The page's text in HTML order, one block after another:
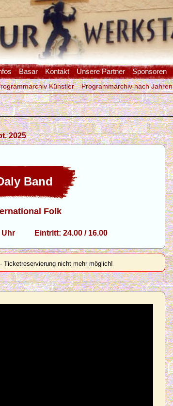
Basar Kontakt Unsere Partner Sponsoren
Künstler Programmarchiv nach Jahren
2025
Band
Folk
Uhr Eintritt: 24.00 / 16.00
Ticketreservierung nicht mehr möglich!